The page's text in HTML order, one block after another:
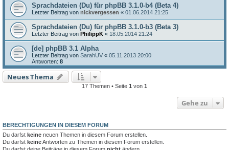
Sprachdateien (Du) für phpBB 3.1.0-b4 (Beta 4)
Letzter Beitrag von nickvergessen « 01.06.2014 21:25
Sprachdateien (Du) für phpBB 3.1.0-b3 (Beta 3)
Letzter Beitrag von PhilippK « 18.05.2014 21:24
[de] phpBB 3.1 Alpha
Letzter Beitrag von SarahUV « 05.11.2013 20:00
Antworten: 8
Neues Thema
17 Themen • Seite 1 von 1
Gehe zu
BERECHTIGUNGEN IN DIESEM FORUM
Du darfst keine neuen Themen in diesem Forum erstellen.
Du darfst keineAntworten zu Themen in diesem Forum erstellen.